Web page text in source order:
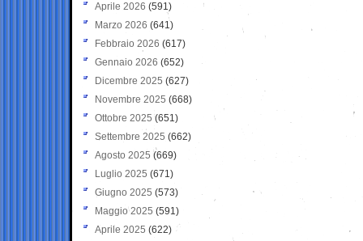
Aprile 2026 (591)
Marzo 2026 (641)
Febbraio 2026 (617)
Gennaio 2026 (652)
Dicembre 2025 (627)
Novembre 2025 (668)
Ottobre 2025 (651)
Settembre 2025 (662)
Agosto 2025 (669)
Luglio 2025 (671)
Giugno 2025 (573)
Maggio 2025 (591)
Aprile 2025 (622)